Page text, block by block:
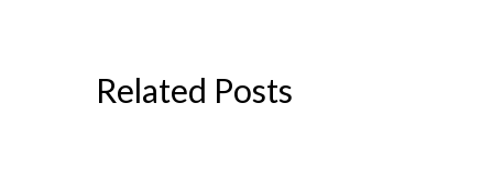
Related Posts